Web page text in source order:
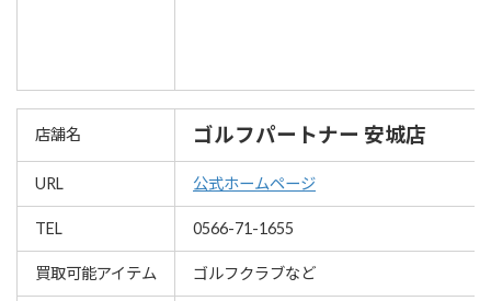
店舗名 ゴルフパートナー 安城店
URL 公式ホームページ
TEL 0566-71-1655
買取可能アイテム ゴルフクラブなど